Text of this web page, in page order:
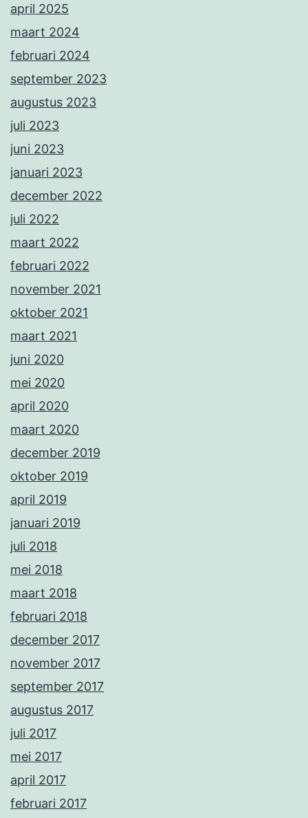
april 2025
maart 2024
februari 2024
september 2023
augustus 2023
juli 2023
juni 2023
januari 2023
december 2022
juli 2022
maart 2022
februari 2022
november 2021
oktober 2021
maart 2021
juni 2020
mei 2020
april 2020
maart 2020
december 2019
oktober 2019
april 2019
januari 2019
juli 2018
mei 2018
maart 2018
februari 2018
december 2017
november 2017
september 2017
augustus 2017
juli 2017
mei 2017
april 2017
februari 2017